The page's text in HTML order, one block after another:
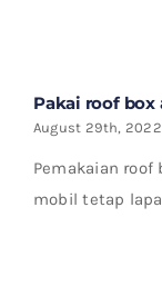
Pakai roof box
August 29th, 2022
Pemakaian roof
mobil tetap